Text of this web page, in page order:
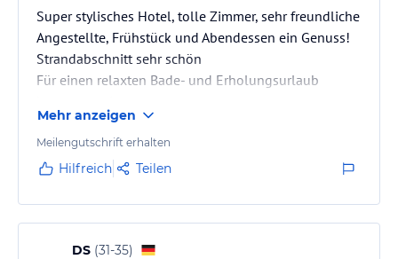
Super stylisches Hotel, tolle Zimmer, sehr freundliche
Angestellte, Frühstück und Abendessen ein Genuss!
Strandabschnitt sehr schön
Für einen relaxten Bade- und Erholungsurlaub
Mehr anzeigen
Meilengutschrift erhalten
Hilfreich Teilen
DS (31-35)